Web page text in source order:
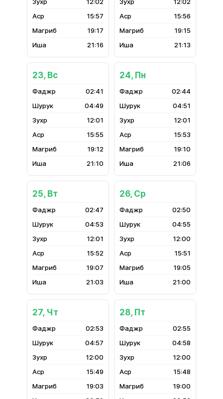
15:57
19:17
21:16
15:56
19:15
21:13
23, Вс
02:41
04:49
12:01
15:55
19:12
21:10
24, Пн
02:44
04:51
12:01
15:53
19:10
21:06
25, Вт
02:47
04:53
12:01
15:52
19:07
21:03
26, Ср
02:50
04:55
12:00
15:51
19:05
21:00
27, Чт
02:53
04:57
12:00
15:49
19:03
28, Пт
02:55
04:58
12:00
15:48
19:00